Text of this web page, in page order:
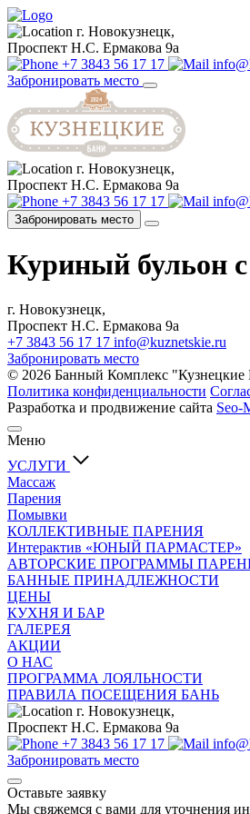
г. Новокузнецк,
Проспект Н.С. Ермакова 9а
+7 3843 56 17 17
Забронировать место
г. Новокузнецк,
Проспект Н.С. Ермакова 9а
+7 3843 56 17 17
Забронировать место
Куриный бульон
г. Новокузнецк,
Проспект Н.С. Ермакова 9а
+7 3843 56 17 17 info@kuznetskie.ru
Забронировать место
© 2026 Банный Комплекс "Кузнецкие
Политика конфиденциальности
Разработка и продвижение сайта Seo-
Меню
УСЛУГИ
Массаж
Парения
Помывки
КОЛЛЕКТИВНЫЕ ПАРЕНИЯ
Интерактив «ЮНЫЙ ПАРМАСТЕР»
АВТОРСКИЕ ПРОГРАММЫ
БАННЫЕ ПРИНАДЛЕЖНОСТИ
ЦЕНЫ
КУХНЯ И БАР
ГАЛЕРЕЯ
АКЦИИ
О НАС
ПРОГРАММА ЛОЯЛЬНОСТИ
ПРАВИЛА ПОСЕЩЕНИЯ БАНЬ
г. Новокузнецк,
Проспект Н.С. Ермакова 9а
+7 3843 56 17 17
Забронировать место
Оставьте заявку
Мы свяжемся с вами для уточнения